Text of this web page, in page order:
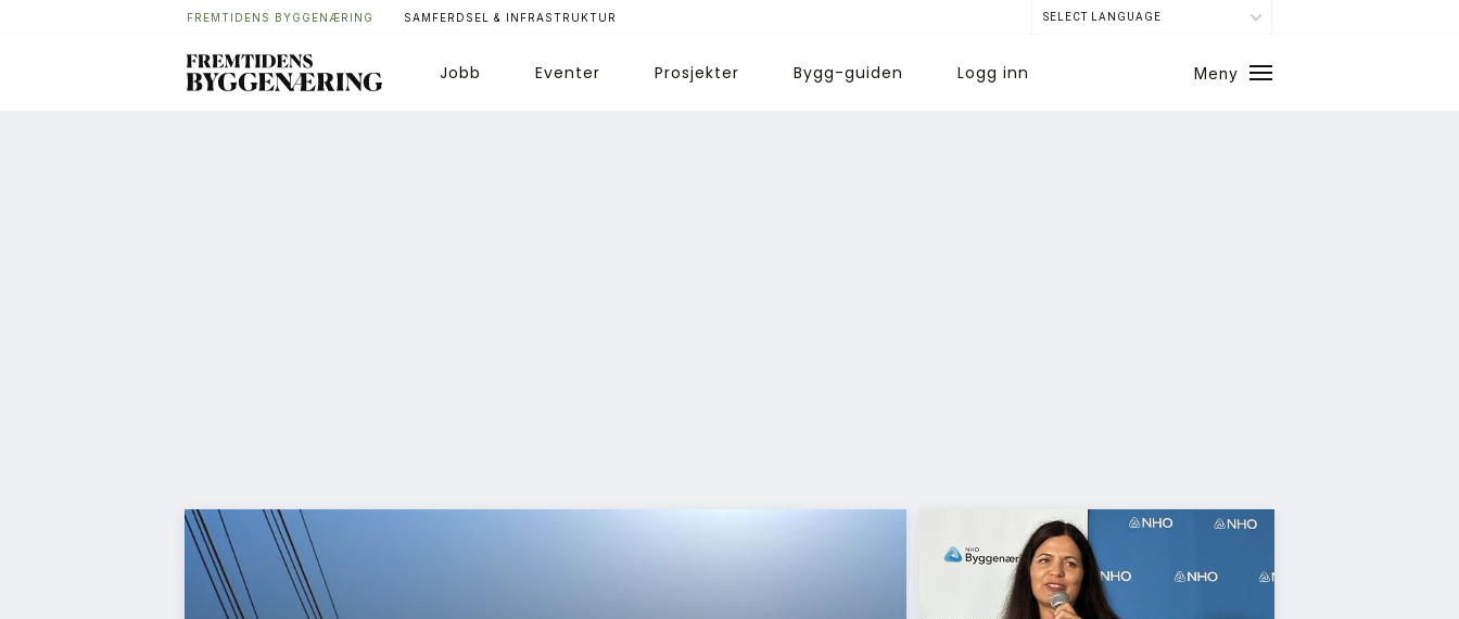
FREMTIDENS BYGGENÆRING SAMFERDSEL & INFRASTRUKTUR SELECT LANGUAGE
Jobb Eventer Prosjekter Bygg-guiden Logg inn
Meny